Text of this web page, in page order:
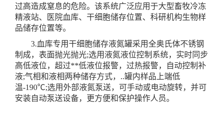
过高造成窒息的危险。该系统广泛应用于大型畜牧冷冻
精液站、医院血库、干细胞储存位置、科研机构生物样
品储存位置等。
3.血库专用干细胞储存液氮罐采用全奥氏体不锈钢
制成，表面抛光抛光;选用液氮液位控制系统，实时同步
高低液位，超过**低液位报警，过热报警，自动控制补
液;气相和液相两种储存方式，..罐内样品上端低
温-190℃;选用外部液氮泵送，可手动或电动旋转，并可
安装自动泵送设备，更方便和保护操作人员。